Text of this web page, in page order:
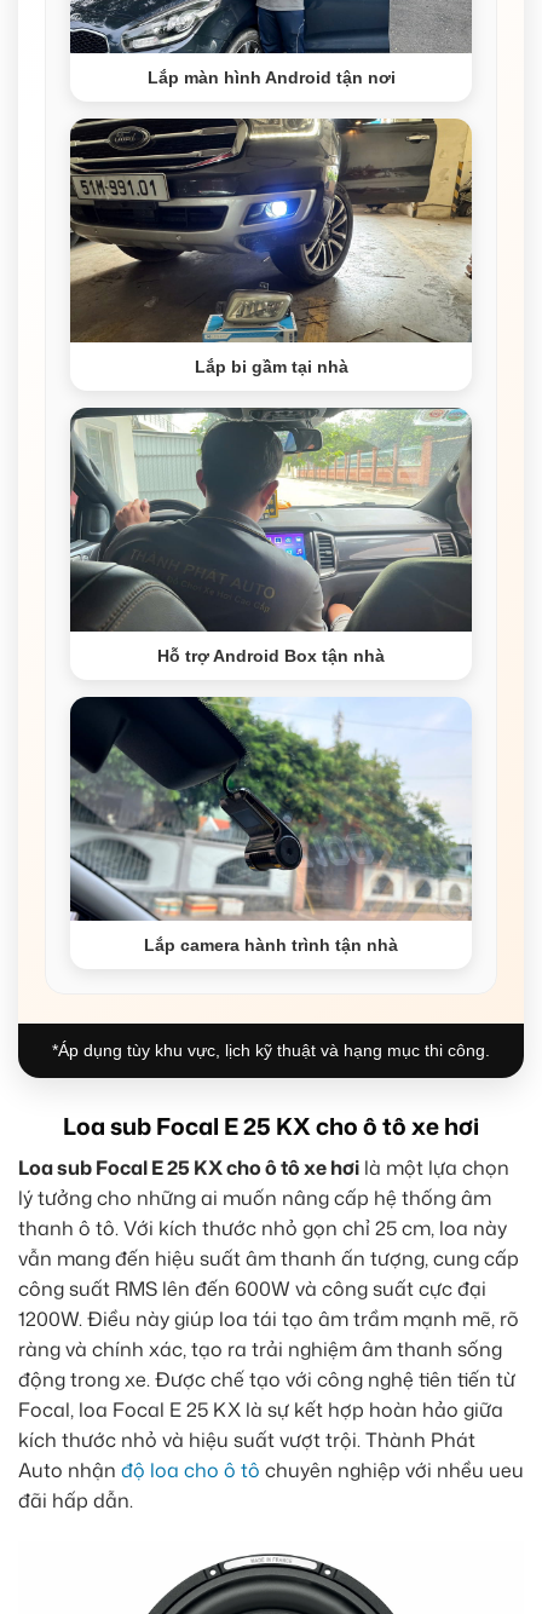
Lắp màn hình Android tận nơi
Lắp bi gầm tại nhà
Hỗ trợ Android Box tận nhà
Lắp camera hành trình tận nhà
*Áp dụng tùy khu vực, lịch kỹ thuật và hạng mục thi công.
Loa sub Focal E 25 KX cho ô tô xe hơi
Loa sub Focal E 25 KX cho ô tô xe hơi là một lựa chọn
lý tưởng cho những ai muốn nâng cấp hệ thống âm
thanh ô tô. Với kích thước nhỏ gọn chỉ 25 cm, loa này
vẫn mang đến hiệu suất âm thanh ấn tượng, cung cấp
công suất RMS lên đến 600W và công suất cực đại
1200W. Điều này giúp loa tái tạo âm trầm mạnh mẽ, rõ
ràng và chính xác, tạo ra trải nghiệm âm thanh sống
động trong xe. Được chế tạo với công nghệ tiên tiến từ
Focal, loa Focal E 25 KX là sự kết hợp hoàn hảo giữa
kích thước nhỏ và hiệu suất vượt trội. Thành Phát
Auto nhận độ loa cho ô tô chuyên nghiệp với nhều ueu
đãi hấp dẫn.